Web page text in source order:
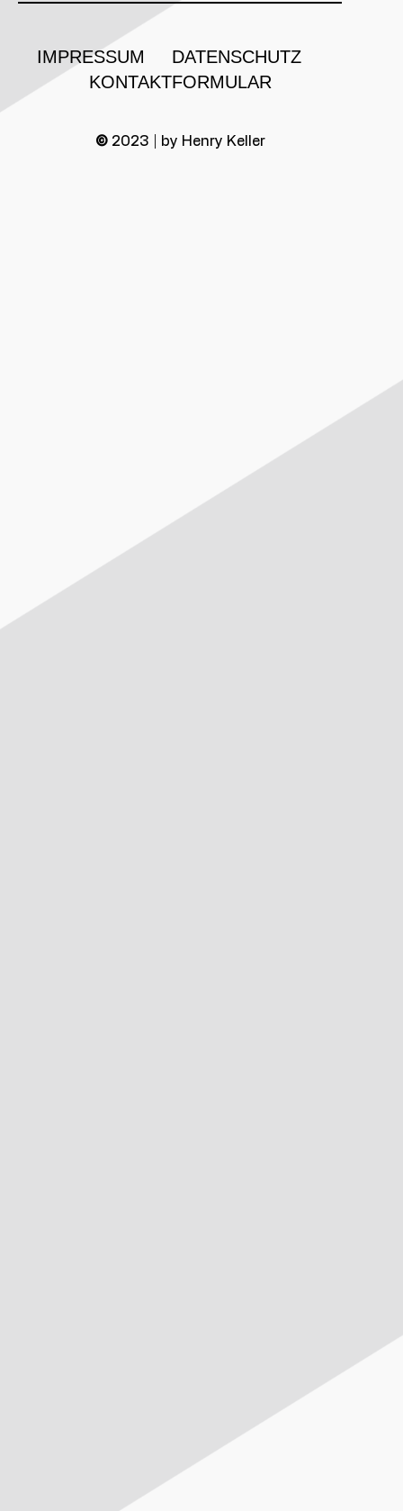
IMPRESSUM
DATENSCHUTZ
KONTAKTFORMULAR
©2023 | by Henry Keller